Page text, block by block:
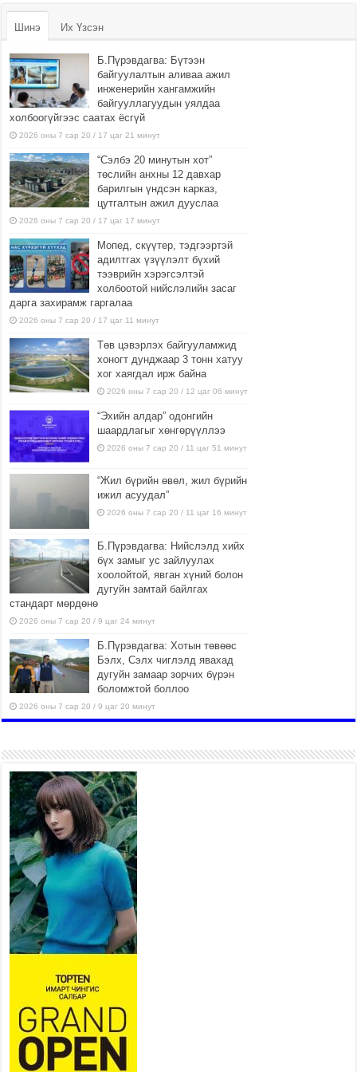
Шинэ Их Үзсэн
Б.Пүрэвдагва: Бүтээн
байгуулалтын аливаа ажил
инженерийн хангамжийн
байгууллагуудын уялдаа
холбоогүйгээс саатах ёсгүй
2026 оны 7 сар 20 / 17 цаг 21 минут
“Сэлбэ 20 минутын хот”
төслийн анхны 12 давхар
барилгын үндсэн карказ,
цутгалтын ажил дууслаа
2026 оны 7 сар 20 / 17 цаг 17 минут
Мопед, скүүтер, тэдгээртэй
адилтгах үзүүлэлт бүхий
тээврийн хэрэгсэлтэй
холбоотой нийслэлийн засаг
дарга захирамж гаргалаа
2026 оны 7 сар 20 / 17 цаг 11 минут
Төв цэвэрлэх байгууламжид
хоногт дунджаар 3 тонн хатуу
хог хаягдал ирж байна
2026 оны 7 сар 20 / 12 цаг 06 минут
“Эхийн алдар” одонгийн
шаардлагыг хөнгөрүүллээ
2026 оны 7 сар 20 / 11 цаг 51 минут
“Жил бүрийн өвөл, жил бүрийн
ижил асуудал”
2026 оны 7 сар 20 / 11 цаг 16 минут
Б.Пүрэвдагва: Нийслэлд хийх
бүх замыг ус зайлуулах
хоолойтой, явган хүний болон
дугуйн замтай байлгах
стандарт мөрдөнө
2026 оны 7 сар 20 / 9 цаг 24 минут
Б.Пүрэвдагва: Хотын төвөөс
Бэлх, Сэлх чиглэлд явахад
дугуйн замаар зорчих бүрэн
боломжтой боллоо
2026 оны 7 сар 20 / 9 цаг 20 минут
шугам хоолойн ажил 80
хувьтай үргэлжилж байна
2026 оны 7 сар 20 / 9 цаг 14 минут
Усархаг аадар бороо орж
байгаа тул аюулгүй байдлаа
хангаж, үер усны аюулаас
сэрэмжлэхийг нийслэлийн
Онцгой байдлын газраас анхааруулж байна
2026 оны 7 сар 20 / 9 цаг 09 минут
311 алба хаагч, 119 техник хэрэгсэлтэй ажиллаж
үер усны аюул, болзошгүй эрсдэлээс сэргийлж
байна
Аяллаа зөв төлөвлөхийг иргэдэд зөвлөж байна
2026 оны 7 сар 16 / 11 цаг 50 минут
Үер усны болзошгүй аюулаас сэргийлж,
холбогдох байгууллагууд өндөржүүлсэн бэлэн
байдалд ажиллаж байна